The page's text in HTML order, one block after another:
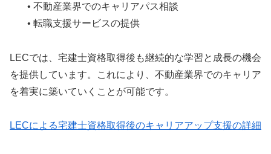
• 不動産業界でのキャリアパス相談
• 転職支援サービスの提供
LECでは、宅建士資格取得後も継続的な学習と成長の機会
を提供しています。これにより、不動産業界でのキャリア
を着実に築いていくことが可能です。
LECによる宅建士資格取得後のキャリアアップ支援の詳細